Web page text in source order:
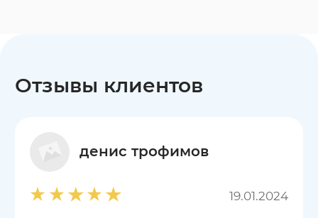
Отзывы клиентов
денис трофимов
19.01.2024